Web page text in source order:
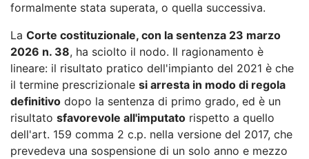
formalmente stata superata, o quella successiva.
La Corte costituzionale, con la sentenza 23 marzo
2026 n. 38, ha sciolto il nodo. Il ragionamento è
lineare: il risultato pratico dell'impianto del 2021 è che
il termine prescrizionale si arresta in modo di regola
definitivo dopo la sentenza di primo grado, ed è un
risultato sfavorevole all'imputato rispetto a quello
dell'art. 159 comma 2 c.p. nella versione del 2017, che
prevedeva una sospensione di un solo anno e mezzo